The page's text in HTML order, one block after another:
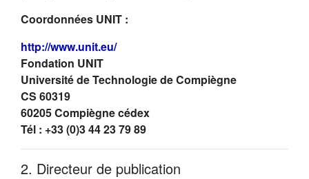
Coordonnées UNIT :
http://www.unit.eu/(s'ouvre dans un nouvel onglet)
Fondation UNIT
Université de Technologie de Compiègne
CS 60319
60205 Compiègne cédex
Tél : +33 (0)3 44 23 79 89
2. Directeur de publication